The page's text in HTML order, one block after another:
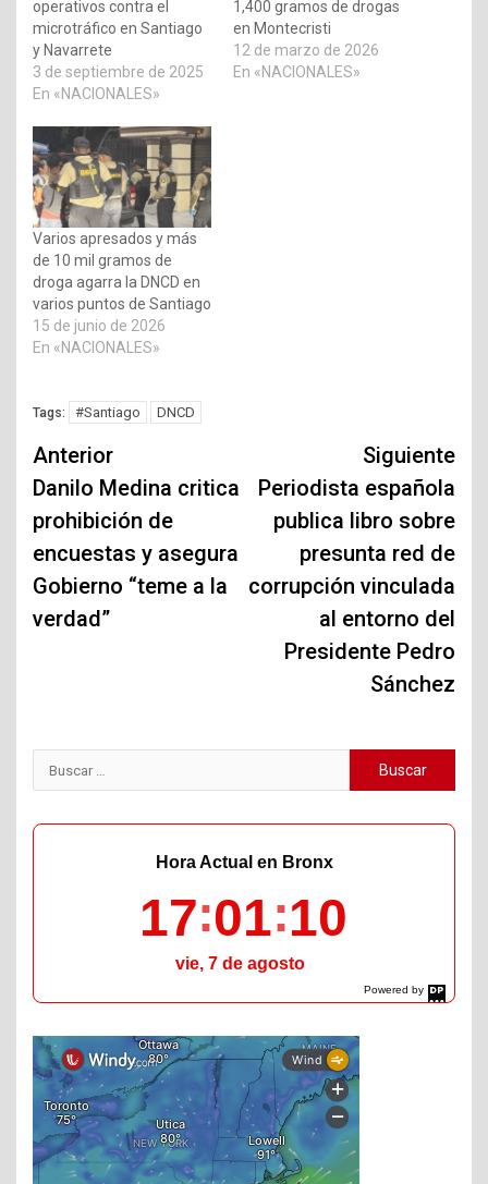
operativos contra el
microtráfico en Santiago
y Navarrete
3 de septiembre de 2025
En «NACIONALES»
1,400 gramos de drogas
en Montecristi
12 de marzo de 2026
En «NACIONALES»
Varios apresados y más
de 10 mil gramos de
droga agarra la DNCD en
varios puntos de Santiago
15 de junio de 2026
En «NACIONALES»
Tags: #Santiago DNCD
Navegación
de
entradas
Anterior
Danilo Medina critica
prohibición de
encuestas y asegura
Gobierno “teme a la
verdad”
Siguiente
Periodista española
publica libro sobre
presunta red de
corrupción vinculada
al entorno del
Presidente Pedro
Sánchez
Buscar:
Powered by
DaysPedia.com
Hora Actual en Bronx
17 01 11
vie, 7 de agosto